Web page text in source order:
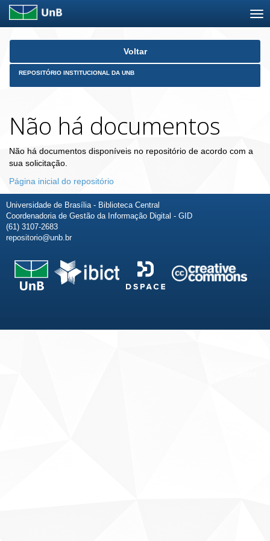
Skip
Voltar
REPOSITÓRIO INSTITUCIONAL DA UNB
Não há documentos
Não há documentos disponíveis no repositório de acordo com a
sua solicitação.
Página inicial do repositório
Universidade de Brasília - Biblioteca Central
Coordenadoria de Gestão da Informação Digital - GID
(61) 3107-2683
repositorio@unb.br